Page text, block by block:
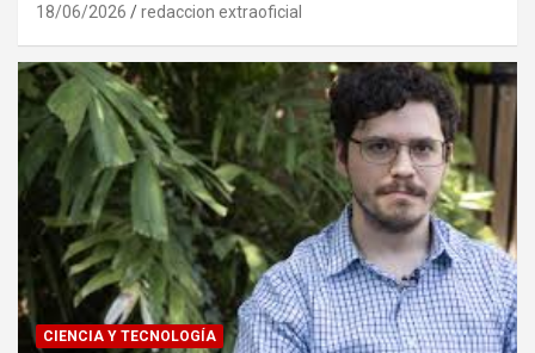
18/06/2026 redaccion extraoficial
CIENCIA Y TECNOLOGÍA